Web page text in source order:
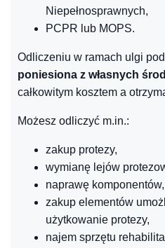
Niepełnosprawnych,
PCPR lub MOPS.
Odliczeniu w ramach ulgi
poniesiona z własnych
całkowitym kosztem a
Możesz odliczyć m.in.:
zakup protezy,
wymianę lejów
naprawę komponentów,
zakup elementów
użytkowanie protezy,
najem sprzętu